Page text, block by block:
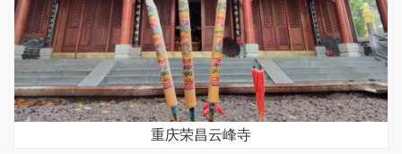
重庆荣昌云峰寺